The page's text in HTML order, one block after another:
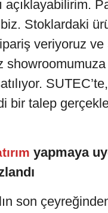
açıklayabilirim.
Stoklardaki
veriyoruz ve
bir talep
yapmaya
son